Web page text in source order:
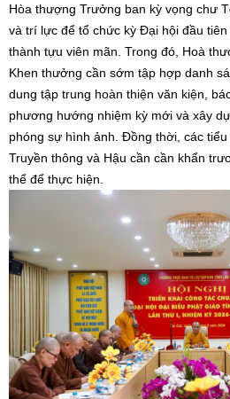
Hòa thượng Trưởng ban kỳ vọng chư
và trí lực để tổ chức kỳ Đại hội đầu
thành tựu viên mãn. Trong đó, Hoà
Khen thưởng cần sớm tập hợp danh
dung tập trung hoàn thiện văn kiện,
phương hướng nhiệm kỳ mới và xây
phóng sự hình ảnh. Đồng thời, các tiểu
Truyền thông và Hậu cần cần khẩn
thể để thực hiện.